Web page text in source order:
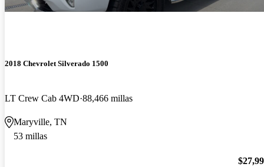
2018 Chevrolet Silverado 1500
LT Crew Cab 4WD 88,466 millas
Maryville, TN
53 millas